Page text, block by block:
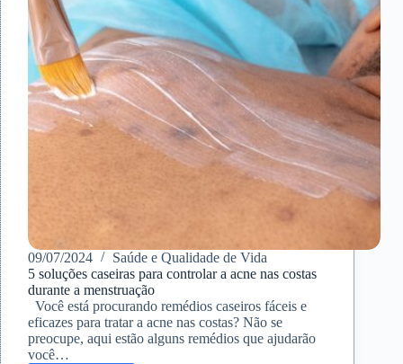
09/07/2024
Saúde e Qualidade de Vida
5 soluções caseiras para controlar a acne nas costas
durante a menstruação
Você está procurando remédios caseiros fáceis e
eficazes para tratar a acne nas costas? Não se
preocupe, aqui estão alguns remédios que ajudarão
você…